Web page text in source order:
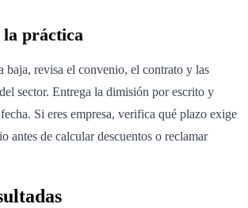
la práctica
baja, revisa el convenio, el contrato y las
sector. Entrega la dimisión por escrito y
Si eres empresa, verifica qué plazo exige
antes de calcular descuentos o reclamar